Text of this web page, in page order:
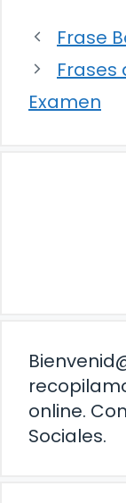
Frase
Frases
Examen
online.
Sociales.